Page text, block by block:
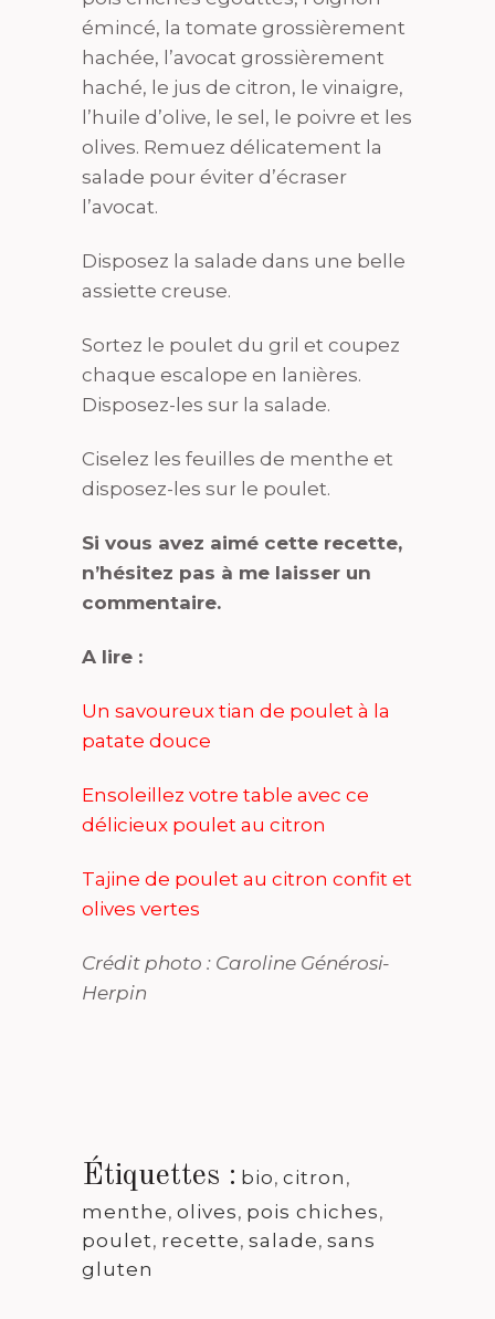
émincé, la tomate grossièrement
hachée, l’avocat grossièrement
haché, le jus de citron, le vinaigre,
l’huile d’olive, le sel, le poivre et les
olives. Remuez délicatement la
salade pour éviter d’écraser
l’avocat.
Disposez la salade dans une belle
assiette creuse.
Sortez le poulet du gril et coupez
chaque escalope en lanières.
Disposez-les sur la salade.
Ciselez les feuilles de menthe et
disposez-les sur le poulet.
Si vous avez aimé cette recette,
n’hésitez pas à me laisser un
commentaire.
A lire :
Un savoureux tian de poulet à la
patate douce
Ensoleillez votre table avec ce
délicieux poulet au citron
Tajine de poulet au citron confit et
olives vertes
Crédit photo : Caroline Générosi-
Herpin
Étiquettes : bio, citron ,
menthe, olives, pois chiches,
poulet, recette, salade, sans
gluten